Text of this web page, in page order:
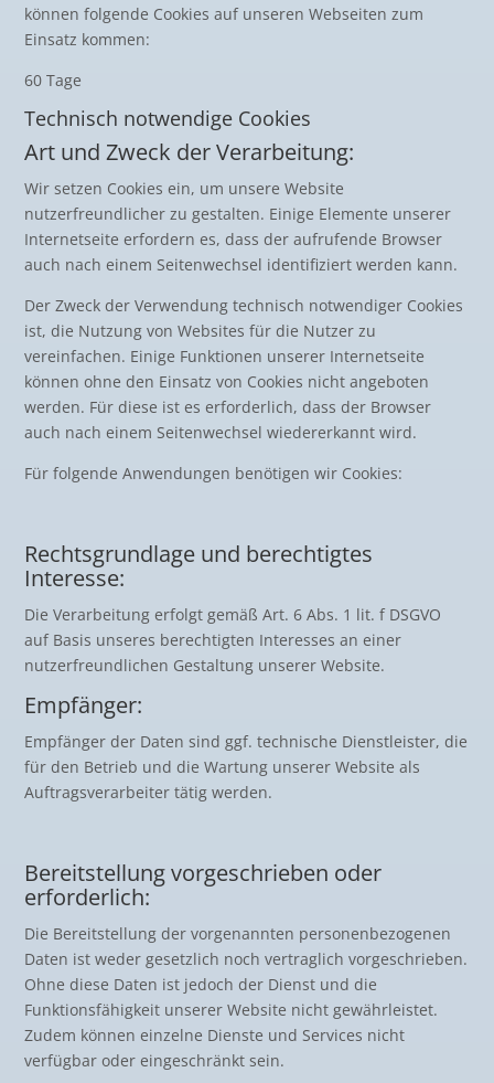
können folgende Cookies auf unseren Webseiten zum
Einsatz kommen:
60 Tage
Technisch notwendige Cookies
Art und Zweck der Verarbeitung:
Wir setzen Cookies ein, um unsere Website
nutzerfreundlicher zu gestalten. Einige Elemente unserer
Internetseite erfordern es, dass der aufrufende Browser
auch nach einem Seitenwechsel identifiziert werden kann.
Der Zweck der Verwendung technisch notwendiger Cookies
ist, die Nutzung von Websites für die Nutzer zu
vereinfachen. Einige Funktionen unserer Internetseite
können ohne den Einsatz von Cookies nicht angeboten
werden. Für diese ist es erforderlich, dass der Browser
auch nach einem Seitenwechsel wiedererkannt wird.
Für folgende Anwendungen benötigen wir Cookies:
Rechtsgrundlage und berechtigtes
Interesse:
Die Verarbeitung erfolgt gemäß Art. 6 Abs. 1 lit. f DSGVO
auf Basis unseres berechtigten Interesses an einer
nutzerfreundlichen Gestaltung unserer Website.
Empfänger:
Empfänger der Daten sind ggf. technische Dienstleister, die
für den Betrieb und die Wartung unserer Website als
Auftragsverarbeiter tätig werden.
Bereitstellung vorgeschrieben oder
erforderlich:
Die Bereitstellung der vorgenannten personenbezogenen
Daten ist weder gesetzlich noch vertraglich vorgeschrieben.
Ohne diese Daten ist jedoch der Dienst und die
Funktionsfähigkeit unserer Website nicht gewährleistet.
Zudem können einzelne Dienste und Services nicht
verfügbar oder eingeschränkt sein.